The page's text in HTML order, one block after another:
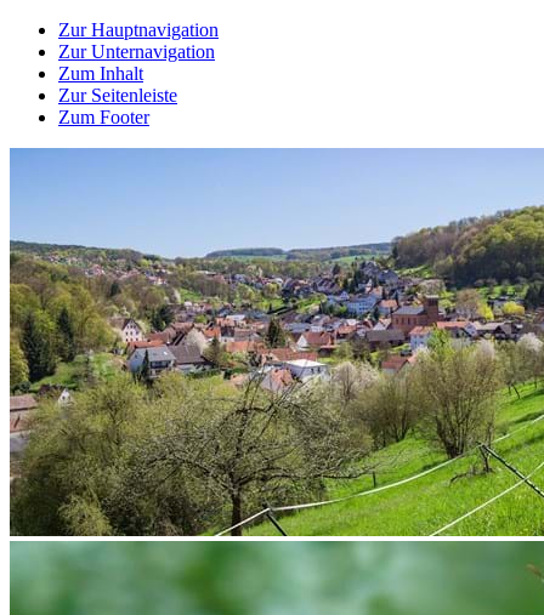
Zur Hauptnavigation
Zur Unternavigation
Zum Inhalt
Zur Seitenleiste
Zum Footer